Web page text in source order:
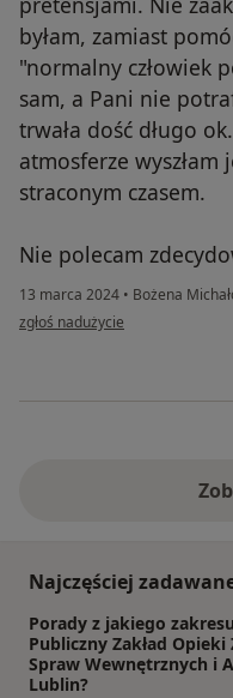
byłam, zamiast
"normalny człowiek
sam, a Pani nie
trwała dość długo
atmosferze
straconym czasem.
Nie polecam
13 marca 2024 • Bożena
w opinii użytkownika Elizabeth
zgłoś nadużycie
Najczęściej
Porady z jakiego
Publiczny Zakład
Spraw Wewnętrznych i
Lublin?